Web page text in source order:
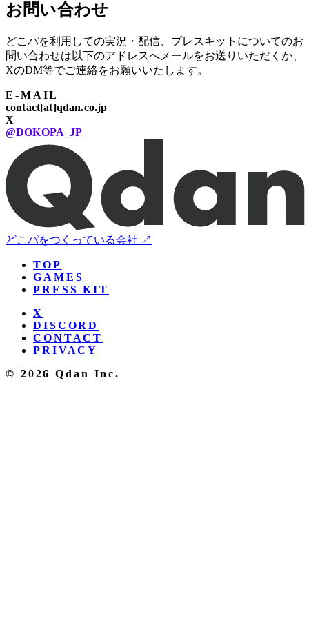
お問い合わせ
どこパを利用しての実況・配信、プレスキットについてのお
問い合わせは以下のアドレスへメールをお送りいただくか、
XのDM等でご連絡をお願いいたします。
E-MAIL
contact[at]qdan.co.jp
X
@DOKOPA_JP
どこパをつくっている会社 ↗
TOP
GAMES
PRESS KIT
X
DISCORD
CONTACT
PRIVACY
© 2026 Qdan Inc.